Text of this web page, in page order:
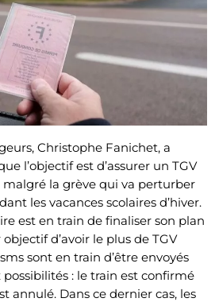
Christophe Fanichet, a
l’objectif est d’assurer un TGV
malgré la grève qui va perturber
les vacances scolaires d’hiver.
est en train de finaliser son plan
d’avoir le plus de TGV
sont en train d’être envoyés
: le train est confirmé
annulé. Dans ce dernier cas, les